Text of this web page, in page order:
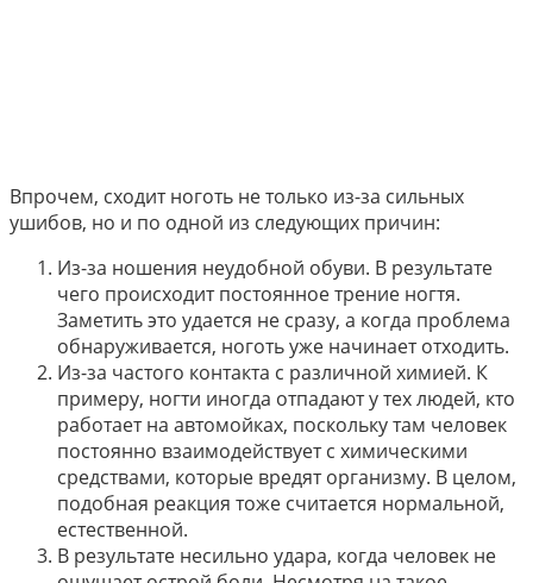
Впрочем, сходит ноготь не только из-за сильных
ушибов, но и по одной из следующих причин:
Из-за ношения неудобной обуви. В результате
чего происходит постоянное трение ногтя.
Заметить это удается не сразу, а когда проблема
обнаруживается, ноготь уже начинает отходить.
Из-за частого контакта с различной химией. К
примеру, ногти иногда отпадают у тех людей, кто
работает на автомойках, поскольку там человек
постоянно взаимодействует с химическими
средствами, которые вредят организму. В целом,
подобная реакция тоже считается нормальной,
естественной.
В результате несильно удара, когда человек не